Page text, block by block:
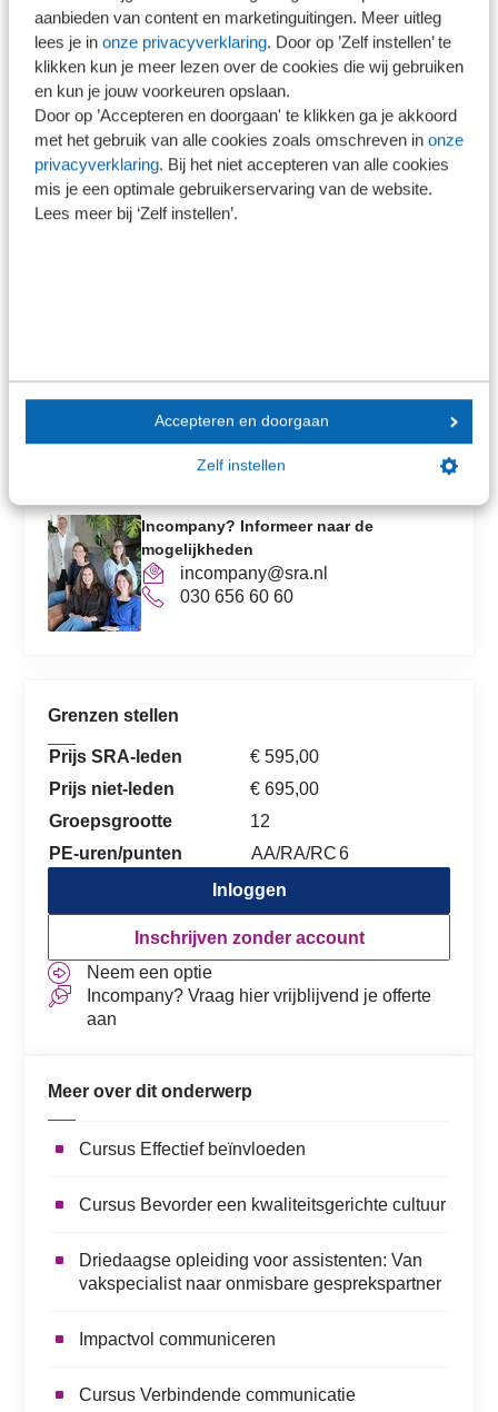
aanbieden van content en marketinguitingen. Meer uitleg
lees je in onze privacyverklaring. Door op ’Zelf instellen’ te
klikken kun je meer lezen over de cookies die wij gebruiken
en kun je jouw voorkeuren opslaan.
Door op ’Accepteren en doorgaan' te klikken ga je akkoord
met het gebruik van alle cookies zoals omschreven in onze
privacyverklaring. Bij het niet accepteren van alle cookies
mis je een optimale gebruikerservaring van de website.
Lees meer bij ‘Zelf instellen’.
Accepteren en doorgaan
Zelf instellen
trainer/adviseur voor kleine en grote
organisaties. Hij heeft onder meer
trainingen gegeven aan accountants
van verschillende overheidsdiensten
en geeft trainingen aan studenten
accountancy van Nyenrode.
hbahadin@sra.nl
Incompany? Informeer naar de
mogelijkheden
incompany@sra.nl
030 656 60 60
Grenzen stellen
Prijs SRA-leden
€ 595,00
Prijs niet-leden
€ 695,00
Groepsgrootte
12
PE-uren/punten
AA/RA/RC6
Inloggen
Inschrijven zonder account
Neem een optie
Incompany? Vraag hier vrijblijvend je offerte
aan
Meer over dit onderwerp
Cursus Effectief beïnvloeden
Cursus Bevorder een kwaliteitsgerichte cultuur
Driedaagse opleiding voor assistenten: Van
vakspecialist naar onmisbare gesprekspartner
Impactvol communiceren
Cursus Verbindende communicatie